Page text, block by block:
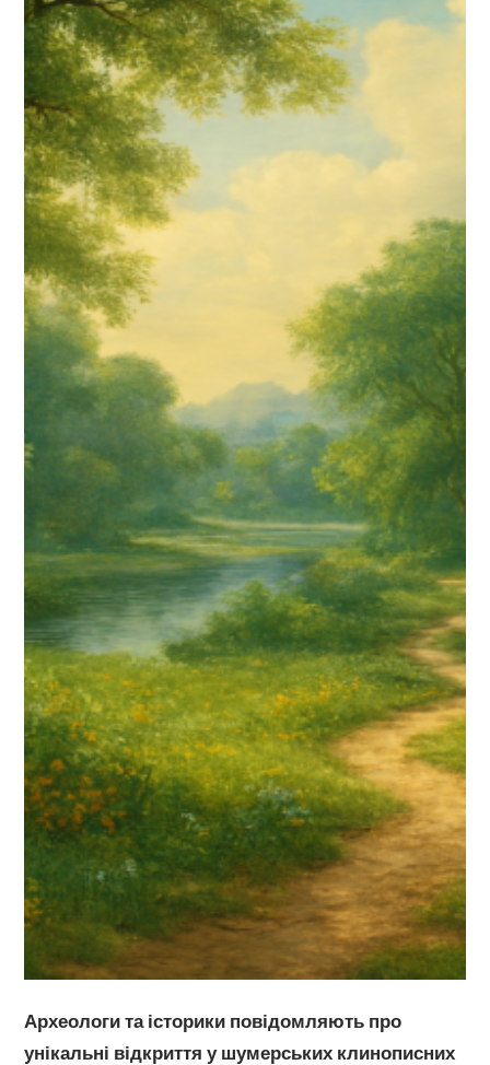
Археологи та історики повідомляють про
унікальні відкриття у шумерських клинописних